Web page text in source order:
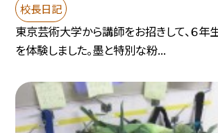
校長日記
東京芸術大学から講師をお招きして、６
を体験しました。墨と特別な粉...